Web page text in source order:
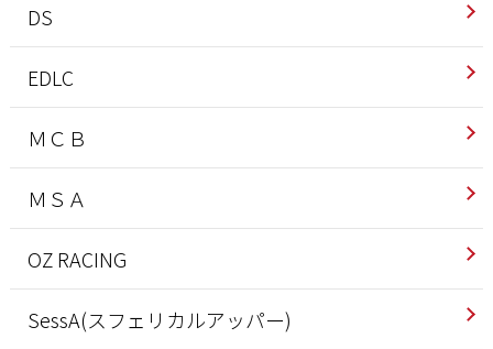
DS
EDLC
ＭＣＢ
ＭＳＡ
OZ RACING
SessA(スフェリカルアッパー)